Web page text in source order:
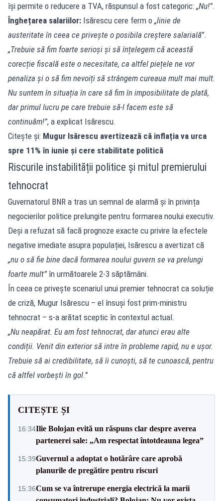
își permite o reducere a TVA, răspunsul a fost categoric: „Nu!”.
Înghețarea salariilor: Isărescu cere ferm o „linie de
austeritate în ceea ce privește o posibila creștere salarială”.
„Trebuie să fim foarte serioși și să înțelegem că această
corecție fiscală este o necesitate, ca altfel piețele ne vor
penaliza și o să fim nevoiți să strângem cureaua mult mai mult.
Nu suntem în situația în care să fim în imposibilitate de plată,
dar primul lucru pe care trebuie să-l facem este să
continuăm!”, a explicat Isărescu.
Citește și: Mugur Isărescu avertizează că inflația va urca
spre 11% în iunie și cere stabilitate politică
Riscurile instabilității politice și mitul premierului
tehnocrat
Guvernatorul BNR a tras un semnal de alarmă și în privința
negocierilor politice prelungite pentru formarea noului executiv.
Deși a refuzat să facă prognoze exacte cu privire la efectele
negative imediate asupra populației, Isărescu a avertizat că
„nu o să fie bine dacă formarea noului guvern se va prelungi
foarte mult”în următoarele 2-3 săptămâni.
În ceea ce privește scenariul unui premier tehnocrat ca soluție
de criză, Mugur Isărescu – el însuși fost prim-ministru
tehnocrat – s-a arătat sceptic în contextul actual.
„Nu neapărat. Eu am fost tehnocrat, dar atunci erau alte
condiții. Venit din exterior să intre în probleme rapid, nu e ușor.
Trebuie să ai credibilitate, să îi cunoști, să te cunoască, pentru
că altfel vorbești în gol.”
CITEȘTE ȘI
16:34Ilie Bolojan evită un răspuns clar despre averea
partenerei sale: „Am respectat întotdeauna legea”
15:39Guvernul a adoptat o hotărâre care aprobă
planurile de pregătire pentru riscuri
15:36Cum se va întrerupe energia electrică la marii